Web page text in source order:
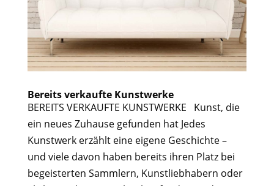
Bereits verkaufte Kunstwerke
BEREITS VERKAUFTE KUNSTWERKE Kunst, die
ein neues Zuhause gefunden hat Jedes
Kunstwerk erzählt eine eigene Geschichte –
und viele davon haben bereits ihren Platz bei
begeisterten Sammlern, Kunstliebhabern oder